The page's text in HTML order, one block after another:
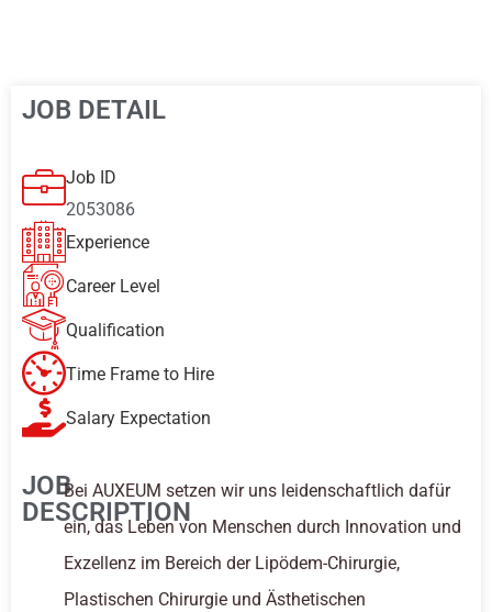
JOB DETAIL
Job ID
2053086
Experience
Career Level
Qualification
Time Frame to Hire
Salary Expectation
JOB
DESCRIPTION
Bei AUXEUM setzen wir uns leidenschaftlich dafür
ein, das Leben von Menschen durch Innovation und
Exzellenz im Bereich der Lipödem-Chirurgie,
Plastischen Chirurgie und Ästhetischen